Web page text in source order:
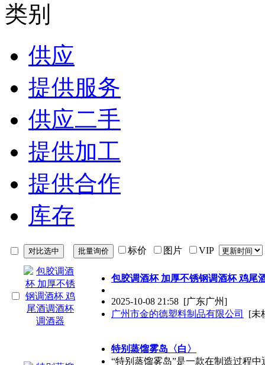
类别
供应
提供服务
供应二手
提供加工
提供合作
库存
标价 图片 VIP
包胶调酒杯 加厚不锈钢调酒杯 鸡尾
2025-10-08 21:58 [广东广州]
广州市金的德塑料制品有限公司
[未
特别蒸馏雾岛〈白〉
“特别蒸馏雾岛”是一款在制造过程